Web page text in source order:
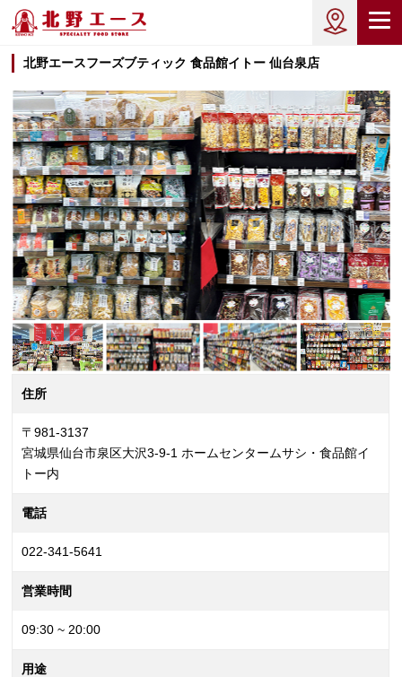
北野エースフーズブティック 食品館イトー 仙台泉店
住所
〒981-3137
宮城県仙台市泉区大沢3-9-1 ホームセンタームサシ・食品館イ
トー内
電話
022-341-5641
営業時間
09:30 ~ 20:00
用途